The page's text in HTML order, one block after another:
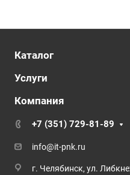
Каталог
Услуги
Компания
+7 (351) 729-81-89
info@it-pnk.ru
г. Челябинск, ул.